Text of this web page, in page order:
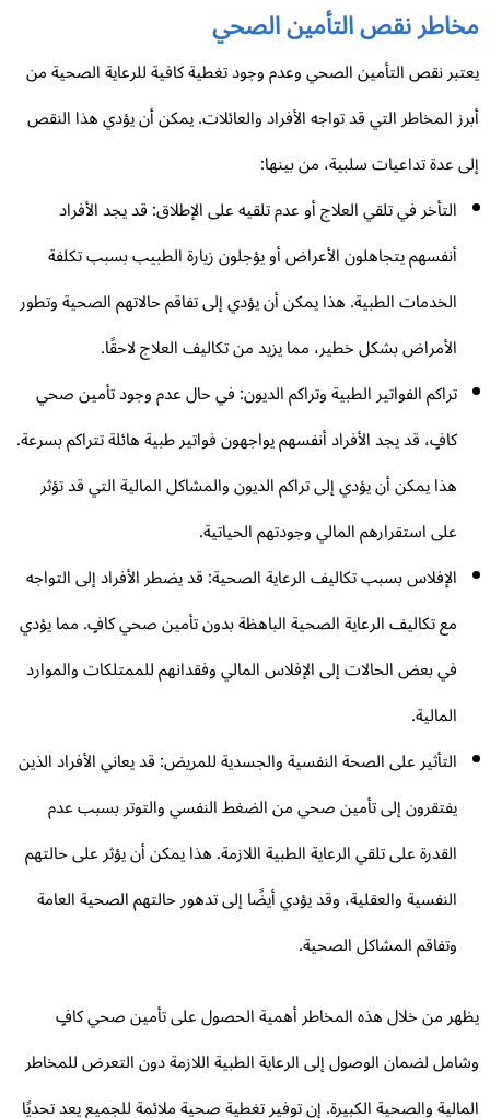
نقص التأمين الصحي
نقص التأمين الصحي وعدم وجود تغطية كافية للرعاية الصحية من
المخاطر التي قد تواجه الأفراد والعائلات. يمكن أن يؤدي هذا النقص
عدة تداعيات سلبية، من بينها:
التأخر في تلقي العلاج أو عدم تلقيه على الإطلاق: قد يجد الأفراد
أنفسهم يتجاهلون الأعراض أو يؤجلون زيارة الطبيب بسبب تكلفة
الخدمات الطبية. هذا يمكن أن يؤدي إلى تفاقم حالاتهم الصحية وتطور
الأمراض بشكل خطير، مما يزيد من تكاليف العلاج لاحقًا.
تراكم الفواتير الطبية وتراكم الديون: في حال عدم وجود تأمين صحي
كافٍ، قد يجد الأفراد أنفسهم يواجهون فواتير طبية هائلة تتراكم بسرعة.
هذا يمكن أن يؤدي إلى تراكم الديون والمشاكل المالية التي قد تؤثر
على استقرارهم المالي وجودتهم الحياتية.
الإفلاس بسبب تكاليف الرعاية الصحية: قد يضطر الأفراد إلى التواجه
مع تكاليف الرعاية الصحية الباهظة بدون تأمين صحي كافٍ. مما يؤدي
في بعض الحالات إلى الإفلاس المالي وفقدانهم للممتلكات والموارد
المالية.
التأثير على الصحة النفسية والجسدية للمريض: قد يعاني الأفراد الذين
يفتقرون إلى تأمين صحي من الضغط النفسي والتوتر بسبب عدم
القدرة على تلقي الرعاية الطبية اللازمة. هذا يمكن أن يؤثر على حالتهم
النفسية والعقلية، وقد يؤدي أيضًا إلى تدهور حالتهم الصحية العامة
وتفاقم المشاكل الصحية.
من خلال هذه المخاطر أهمية الحصول على تأمين صحي كافٍ
لضمان الوصول إلى الرعاية الطبية اللازمة دون التعرض للمخاطر
والصحية الكبيرة. إن توفير تغطية صحية ملائمة للجميع يعد تحديًا